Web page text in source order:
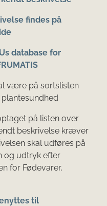
findes på
database for
være på sortslisten
på listen over
beskrivelse kræver
skal udføres på
og udtryk efter
for Fødevarer,
til